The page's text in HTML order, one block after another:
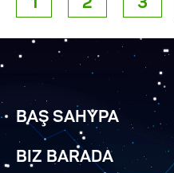
1 2 3
BAŞ SAHYPA
BIZ BARADA